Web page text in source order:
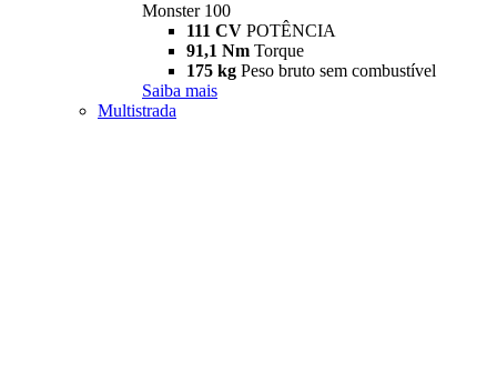
Monster 100
111 CV POTÊNCIA
91,1 Nm Torque
175 kg Peso bruto sem combustível
Saiba mais
Multistrada